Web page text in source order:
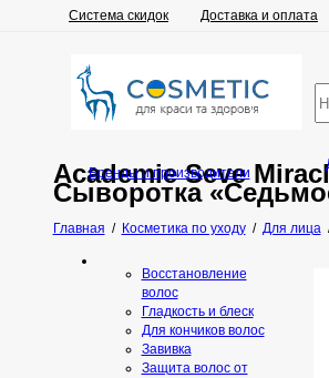
Система скидок Доставка и оплата
Academie Seve
Сыворотка
Главная / Косметика по уходу/ Для лица
Бренды и производители
Восстановление
волос
Гладкость и блеск
Для кончиков волос
Завивка
Защита волос от